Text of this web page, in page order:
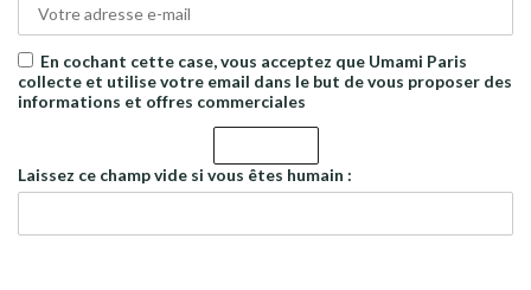
En cochant cette case, vous acceptez que Umami Paris
collecte et utilise votre email dans le but de vous proposer des
informations et offres commerciales
Laissez ce champ vide si vous êtes humain :